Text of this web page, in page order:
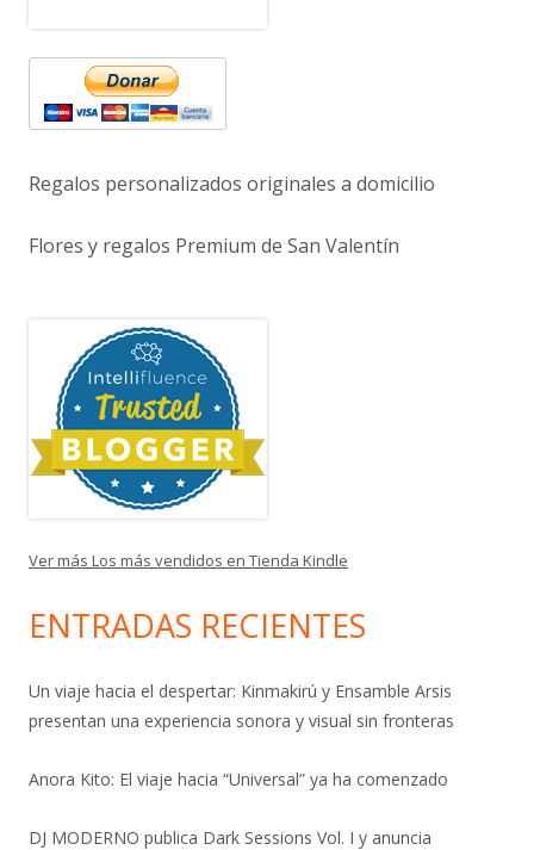
Regalos personalizados originales a domicilio
Flores y regalos Premium de San Valentín
Ver más Los más vendidos en Tienda Kindle
ENTRADAS RECIENTES
Un viaje hacia el despertar: Kinmakirú y Ensamble Arsis
presentan una experiencia sonora y visual sin fronteras
Anora Kito: El viaje hacia “Universal” ya ha comenzado
DJ MODERNO publica Dark Sessions Vol. I y anuncia